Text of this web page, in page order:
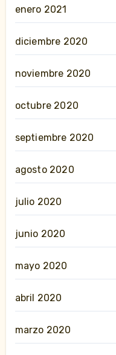
enero 2021
diciembre 2020
noviembre 2020
octubre 2020
septiembre 2020
agosto 2020
julio 2020
junio 2020
mayo 2020
abril 2020
marzo 2020